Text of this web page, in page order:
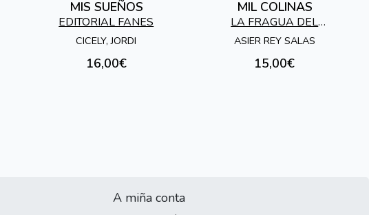
MIS SUEÑOS
EDITORIAL FANES
CICELY, JORDI
16,00€
MIL COLINAS
LA FRAGUA DEL
TROVADOR
ASIER REY SALAS
15,00€
A miña conta